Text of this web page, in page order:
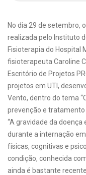
No dia 29 de setembro,
realizada pelo Instituto
Fisioterapia do Hospital
fisioterapeuta Caroline
Escritório de Projetos
projetos em UTI,
Vento, dentro do tema
prevenção e tratamento
“A gravidade da
durante a internação
físicas, cognitivas e
condição, conhecida
ainda é bastante